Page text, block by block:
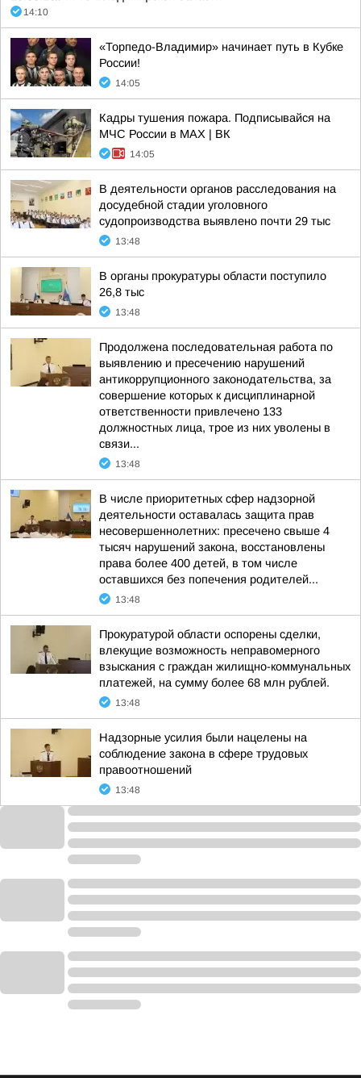
14:10
«Торпедо-Владимир» начинает путь в Кубке
России!
14:05
Кадры тушения пожара. Подписывайся на
МЧС России в MAX | ВК
14:05
В деятельности органов расследования на
досудебной стадии уголовного
судопроизводства выявлено почти 29 тыс
13:48
В органы прокуратуры области поступило
26,8 тыс
13:48
Продолжена последовательная работа по
выявлению и пресечению нарушений
антикоррупционного законодательства, за
совершение которых к дисциплинарной
ответственности привлечено 133
должностных лица, трое из них уволены в
связи...
13:48
В числе приоритетных сфер надзорной
деятельности оставалась защита прав
несовершеннолетних: пресечено свыше 4
тысяч нарушений закона, восстановлены
права более 400 детей, в том числе
оставшихся без попечения родителей...
13:48
Прокуратурой области оспорены сделки,
влекущие возможность неправомерного
взыскания с граждан жилищно-коммунальных
платежей, на сумму более 68 млн рублей.
13:48
Надзорные усилия были нацелены на
соблюдение закона в сфере трудовых
правоотношений
13:48